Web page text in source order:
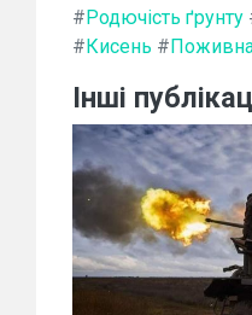
# Родючість ґрунту
# Кисень #
Інші